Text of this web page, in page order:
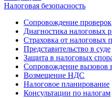
Налоговая безопасность
Сопровождение проверок
Диагностика налоговых
Страховка от налоговых
Представительство в суде
Защита в налоговых
Сопровождение
Возмещение НДС
Налоговое планирование
Консультации по налогам